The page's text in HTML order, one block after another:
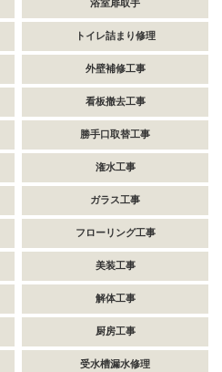
浴室扉取手
トイレ詰まり修理
外壁補修工事
看板撤去工事
勝手口取替工事
潅水工事
ガラス工事
フローリング工事
美装工事
解体工事
厨房工事
受水槽漏水修理